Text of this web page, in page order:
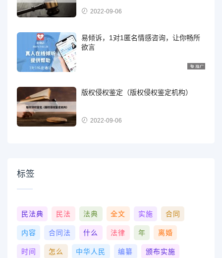
2022-09-06
易倾诉，1对1匿名情感咨询，让你畅所
欲言
版权侵权鉴定（版权侵权鉴定机构）
2022-09-06
标签
民法典 民法 法典 全文 实施 合同
内容 合同法 什么 法律 年 离婚
时间 怎么 中华人民 编纂 颁布实施